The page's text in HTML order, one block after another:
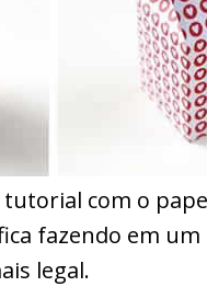
com o
fazendo em
legal.